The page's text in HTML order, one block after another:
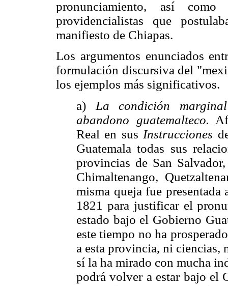
pronunciamiento, así
providencialistas que
manifiesto de Chiapas.
Los argumentos enunciados
formulación discursiva del
los ejemplos más significativos.
a) La condición
abandono guatemalteco.
Real en sus Instrucciones
Guatemala todas sus
provincias de San
Chimaltenango,
misma queja fue presentada
1821 para justificar el
estado bajo el Gobierno
este tiempo no ha
a esta provincia, ni
sí la ha mirado con mucha
podrá volver a estar bajo el